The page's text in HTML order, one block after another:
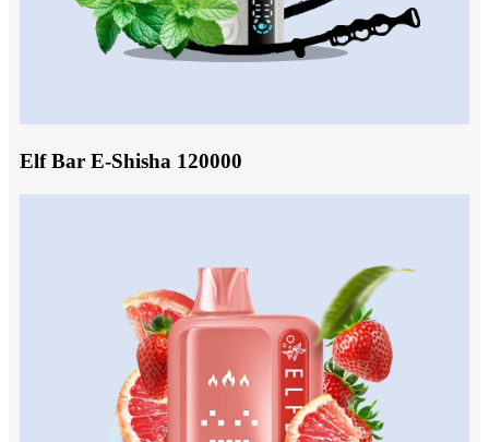
Elf Bar E-Shisha 120000